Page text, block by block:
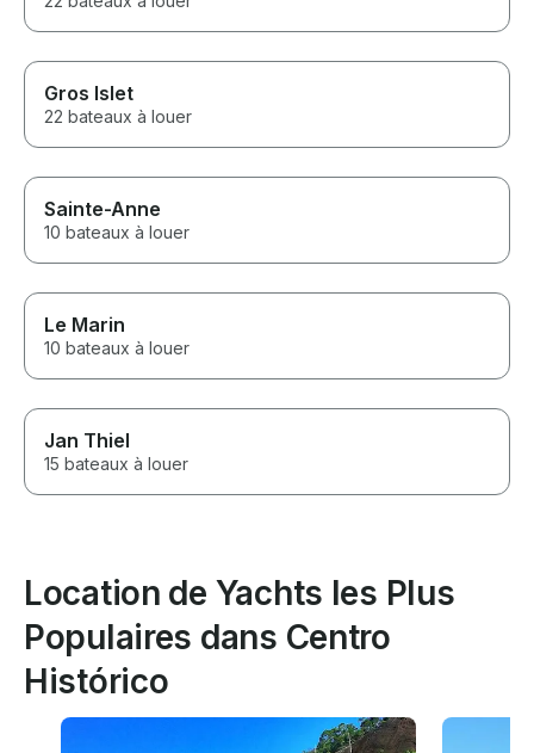
Gros Islet
22 bateaux à louer
Sainte-Anne
10 bateaux à louer
Le Marin
10 bateaux à louer
Jan Thiel
15 bateaux à louer
Location de Yachts les Plus
Populaires dans Centro
Histórico